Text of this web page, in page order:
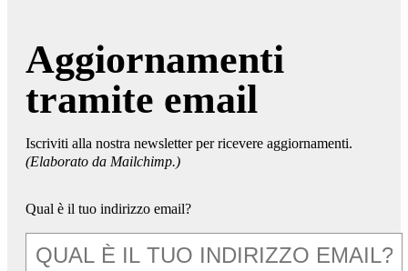
Aggiornamenti
tramite email
Iscriviti alla nostra newsletter per ricevere aggiornamenti.
(Elaborato da Mailchimp.)
Qual è il tuo indirizzo email?